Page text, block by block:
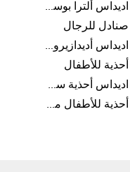
اديداس ألترا بوست
صنادل للرجال
اديداس أديدازيرو معدات الجري
أحذية للأطفال
اديداس أحذية سوبرنوفا للرجال
أحذية للأطفال من 8 إلى 16 سنة